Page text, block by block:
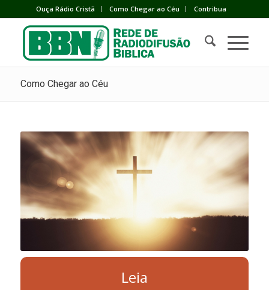
Ouça Rádio Cristã Como Chegar ao Céu Contribua
Como Chegar ao Céu
Leia